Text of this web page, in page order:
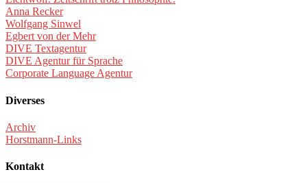
Anna Recker
Wolfgang Sinwel
Egbert von der Mehr
DIVE Textagentur
DIVE Agentur für Sprache
Corporate Language Agentur
Diverses
Archiv
Horstmann-Links
Kontakt